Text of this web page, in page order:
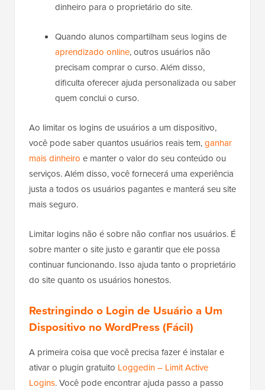
dinheiro para o proprietário do site.
Quando alunos compartilham seus logins de
aprendizado online, outros usuários não
precisam comprar o curso. Além disso,
dificulta oferecer ajuda personalizada ou saber
quem conclui o curso.
Ao limitar os logins de usuários a um dispositivo,
você pode saber quantos usuários reais tem,ganhar
mais dinheiro e manter o valor do seu conteúdo ou
serviços. Além disso, você fornecerá uma experiência
justa a todos os usuários pagantes e manterá seu site
mais seguro.
Limitar logins não é sobre não confiar nos usuários. É
sobre manter o site justo e garantir que ele possa
continuar funcionando. Isso ajuda tanto o proprietário
do site quanto os usuários honestos.
Restringindo o Login de Usuário a Um
Dispositivo no WordPress (Fácil)
A primeira coisa que você precisa fazer é instalar e
ativar o plugin gratuito Loggedin – Limit Active
Logins. Você pode encontrar ajuda passo a passo